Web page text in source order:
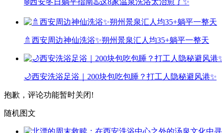
🚿西安周边神仙洗浴✨朔州景泉汇人均35+躺平一整天
🌙西安洗浴足浴｜200块包吃包睡？打工人隐秘避风港✨
抱歉，评论功能暂时关闭!
随机图文